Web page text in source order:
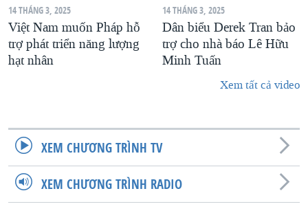
14 THÁNG 3, 2025
Việt Nam muốn Pháp hỗ
trợ phát triển năng lượng
hạt nhân
14 THÁNG 3, 2025
Dân biểu Derek Tran bảo
trợ cho nhà báo Lê Hữu
Minh Tuấn
Xem tất cả video
XEM CHƯƠNG TRÌNH TV
XEM CHƯƠNG TRÌNH RADIO